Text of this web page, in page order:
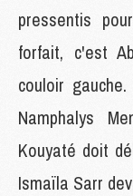
pressentis
forfait, c'est
couloir
Namphalys
Kouyaté doit
Ismaïla Sarr